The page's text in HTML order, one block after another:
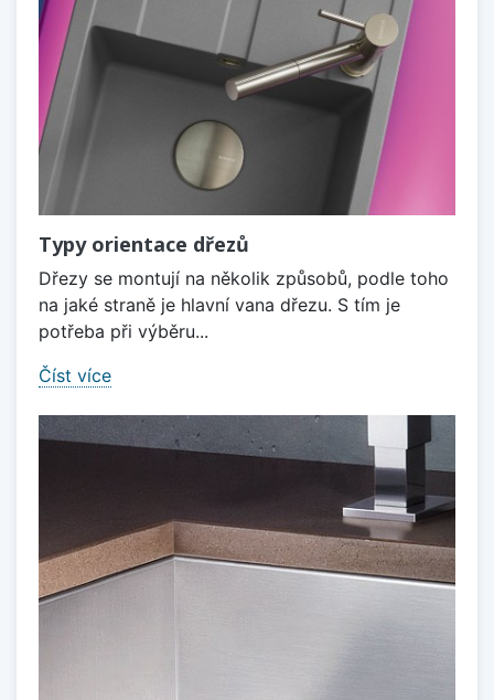
Typy orientace dřezů
Dřezy se montují na několik způsobů, podle toho
na jaké straně je hlavní vana dřezu. S tím je
potřeba při výběru...
Číst více